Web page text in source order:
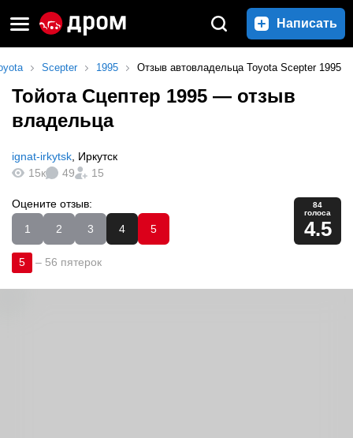
Написать
Scepter 1995 Отзыв автовладельца Toyota Scepter 1995
Тойота Сцептер 1995 — отзыв
владельца
ignat-irkytsk Иркутск
15к
49 15
Оцените отзыв:
1
2 3 4 5
84
голоса
4.5
5 – 56 пятерок